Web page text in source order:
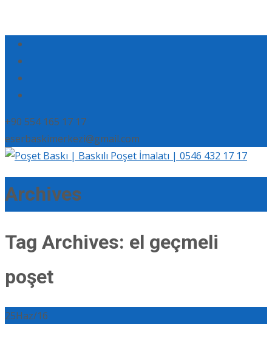
+90 554 165 17 17
eserbaskimerkezi@gmail.com
Archives
Tag Archives: el geçmeli
poşet
25Haz/16